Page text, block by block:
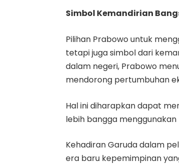
Simbol Kemandirian
Pilihan Prabowo untuk
tetapi juga simbol dari
dalam negeri, Prabowo
mendorong pertumbuhan
Hal ini diharapkan dapat
lebih bangga
Kehadiran Garuda dalam
era baru kepemimpinan